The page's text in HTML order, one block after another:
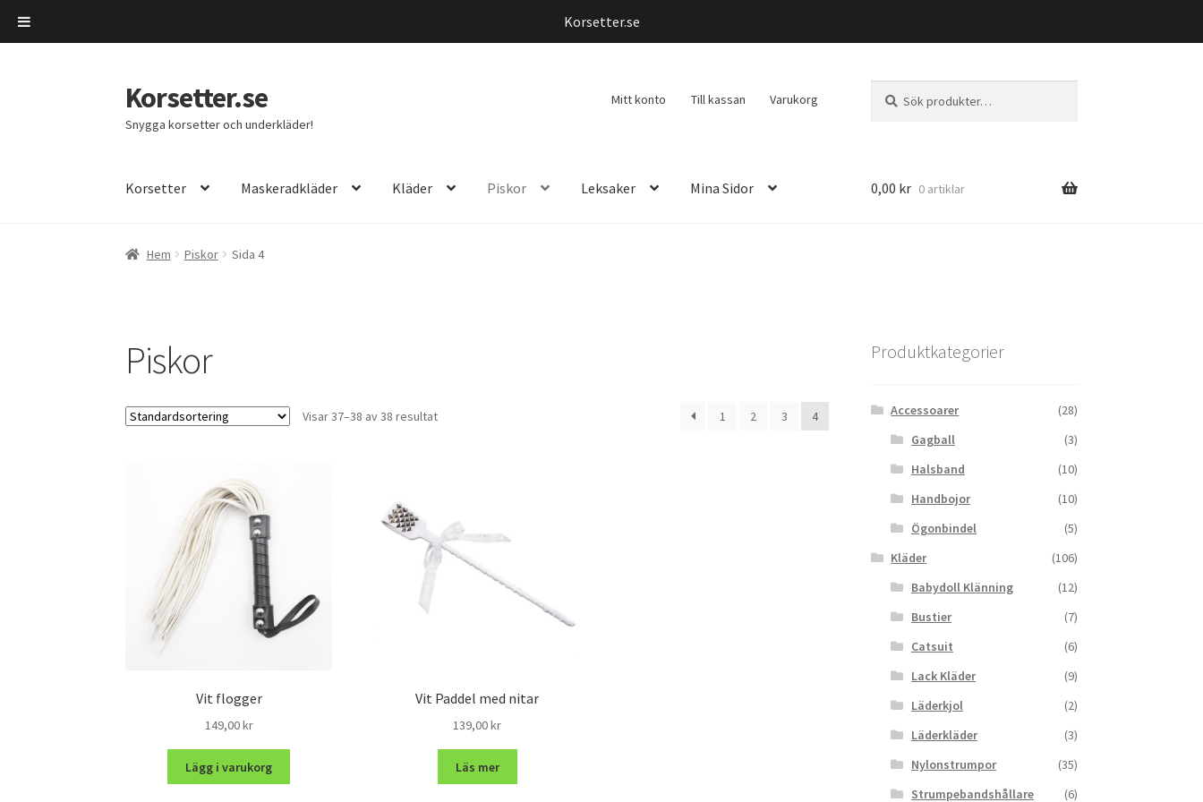
Hoppa
till
navigering
Hoppa
till
innehåll
Korsetter.se
Snygga korsetter och underkläder!
Mitt konto Till kassan Varukorg
efter:
Korsetter Maskeradkläder Kläder Piskor Leksaker Mina Sidor 0,00 kr 0 artiklar
Hem Piskor Sida 4
Piskor
Visar 37–38 av 38 resultat 1 2 3 4
Vit flogger
149,00kr
Lägg i varukorg
Vit Paddel med nitar
139,00kr
Läs mer
Produktkategorier
Accessoarer
(28)
Gagball
(3)
Halsband
(10)
Handbojor
(10)
Ögonbindel
(5)
Kläder
(106)
Babydoll Klänning
(12)
Bustier
(7)
Catsuit
(6)
Lack Kläder
(9)
Läderkjol
(2)
Läderkläder
(3)
Nylonstrumpor
(35)
Strumpebandshållare
(6)
Korsetter.se